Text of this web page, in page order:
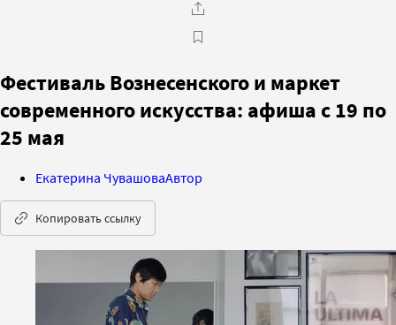
Фестиваль Вознесенского и маркет
современного искусства: афиша с 19 по
25 мая
Екатерина ЧувашоваАвтор
Копировать ссылку